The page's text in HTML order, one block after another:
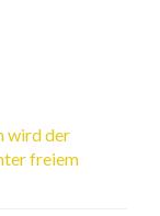
wird der
freiem